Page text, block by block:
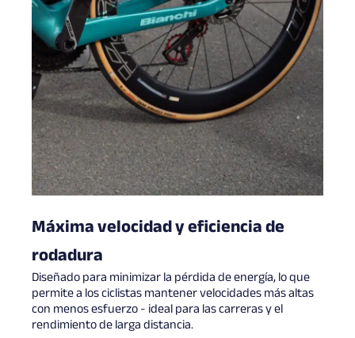
Máxima velocidad y eficiencia de
rodadura
Diseñado para minimizar la pérdida de energía, lo que
permite a los ciclistas mantener velocidades más altas
con menos esfuerzo - ideal para las carreras y el
rendimiento de larga distancia.